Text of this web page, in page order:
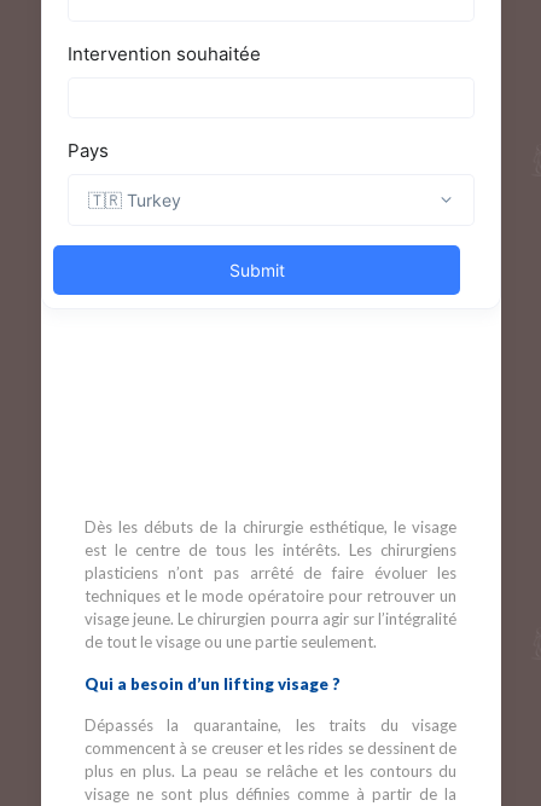
Dès les débuts de la chirurgie esthétique, le visage
est le centre de tous les intérêts. Les chirurgiens
plasticiens n’ont pas arrêté de faire évoluer les
techniques et le mode opératoire pour retrouver un
visage jeune. Le chirurgien pourra agir sur l’intégralité
de tout le visage ou une partie seulement.
Qui a besoin d’un lifting visage ?
Dépassés la quarantaine, les traits du visage
commencent à se creuser et les rides se dessinent de
plus en plus. La peau se relâche et les contours du
visage ne sont plus définies comme à partir de la